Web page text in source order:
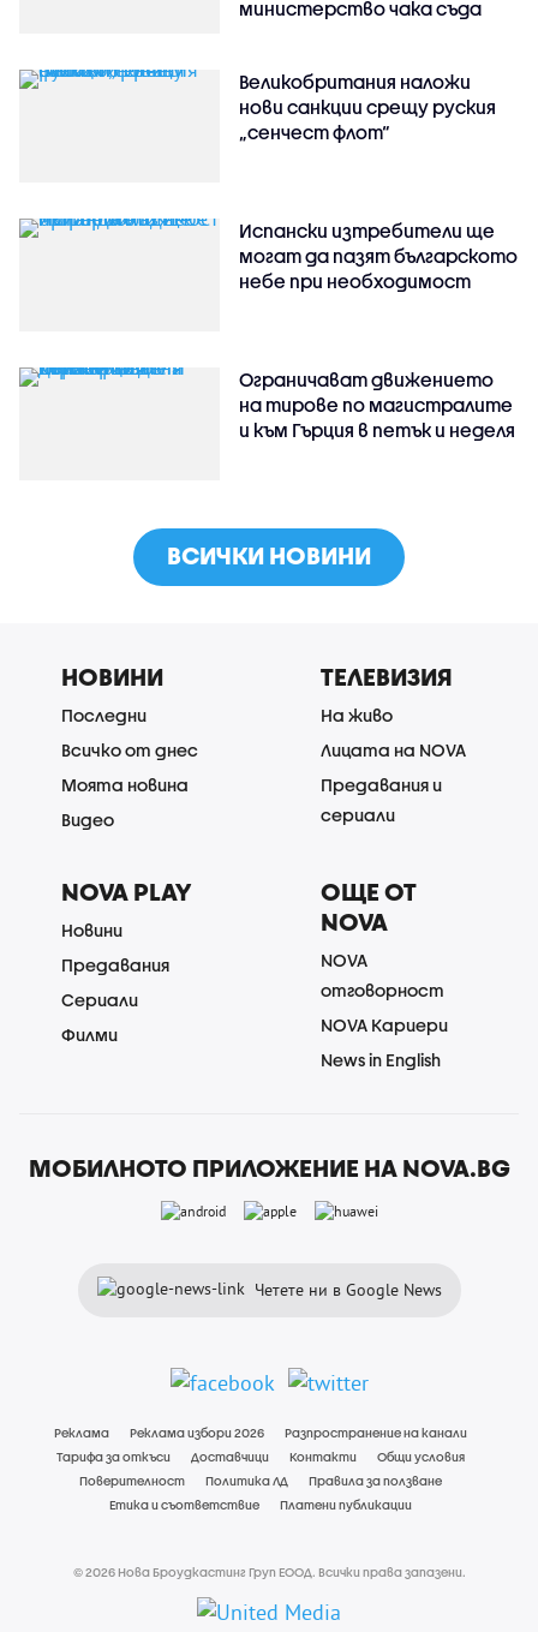
министерство чака съда
Великобритания наложи
нови санкции срещу руския
„сенчест флот“
Испански изтребители ще
могат да пазят българското
небе при необходимост
Ограничават движението
на тирове по магистралите
и към Гърция в петък и неделя
ВСИЧКИ НОВИНИ
НОВИНИ
Последни
Всичко от днес
Моята новина
Видео
ТЕЛЕВИЗИЯ
На живо
Лицата на NOVA
Предавания и
сериали
NOVA PLAY
Новини
Предавания
Сериали
Филми
ОЩЕ ОТ
NOVA
NOVA
отговорност
NOVA Кариери
News in English
МОБИЛНОТО ПРИЛОЖЕНИЕ НА NOVA.BG
Четете ни в Google News
Реклама Реклама избори 2026
Разпространение на канали
Тарифа за откъси
Доставчици Контакти
Общи условия
Поверителност
Политика ЛД
Правила за ползване
Етика и съответствие
Платени публикации
© 2026 Нова Броудкастинг Груп ЕООД. Всички права запазени.